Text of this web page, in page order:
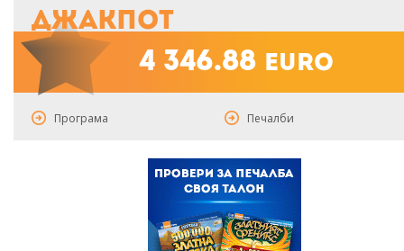
Джакпот
4 346.88 euro
Програма Печалби